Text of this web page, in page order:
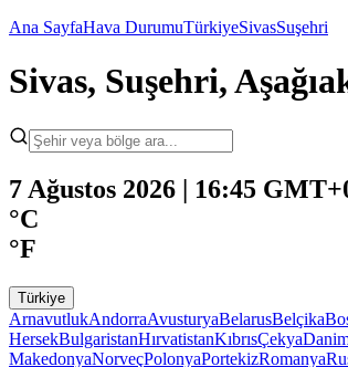
Ana SayfaHava DurumuTürkiyeSivasSuşehri
Sivas, Suşehri,
7 Ağustos 2026 | 16:45
°C
°F
Türkiye
ArnavutlukAndorraAvusturyaBelarusBelçika
HersekBulgaristanHırvatistanKıbrısÇekya
MakedonyaNorveçPolonyaPortekizRomanya